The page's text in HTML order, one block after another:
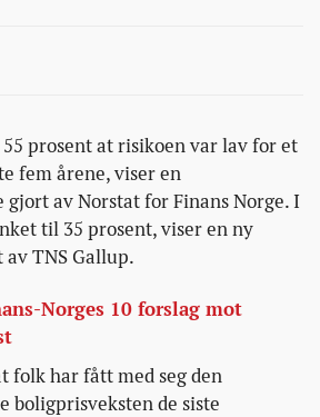
prosent at risikoen var lav for et
fem årene, viser en
gjort av Norstat for Finans Norge. I
til 35 prosent, viser en ny
TNS Gallup.
Norges 10 forslag mot
folk har fått med seg den
boligprisveksten de siste